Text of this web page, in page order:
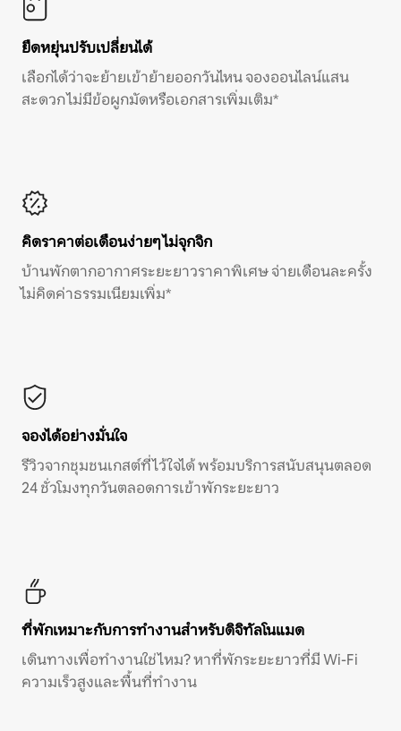
ยืดหยุ่นปรับเปลี่ยนได้
เลือกได้ว่าจะย้ายเข้าย้ายออกวันไหน จองออนไลน์แสน
สะดวก ไม่มีข้อผูกมัดหรือเอกสารเพิ่มเติม*
คิดราคาต่อเดือนง่ายๆ ไม่จุกจิก
บ้านพักตากอากาศระยะยาวราคาพิเศษ จ่ายเดือนละครั้ง
ไม่คิดค่าธรรมเนียมเพิ่ม*
จองได้อย่างมั่นใจ
รีวิวจากชุมชนเกสต์ที่ไว้ใจได้ พร้อมบริการสนับสนุนตลอด
24 ชั่วโมงทุกวันตลอดการเข้าพักระยะยาว
ที่พักเหมาะกับการทำงานสำหรับดิจิทัลโนแมด
เดินทางเพื่อทำงานใช่ไหม? หาที่พักระยะยาวที่มี Wi-Fi
ความเร็วสูงและพื้นที่ทำงาน